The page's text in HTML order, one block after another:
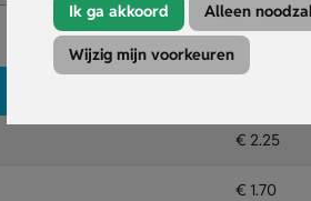
Ik ga akkoord Alleen
Wijzig mijn voorkeuren
€ 2.25
€ 1.70